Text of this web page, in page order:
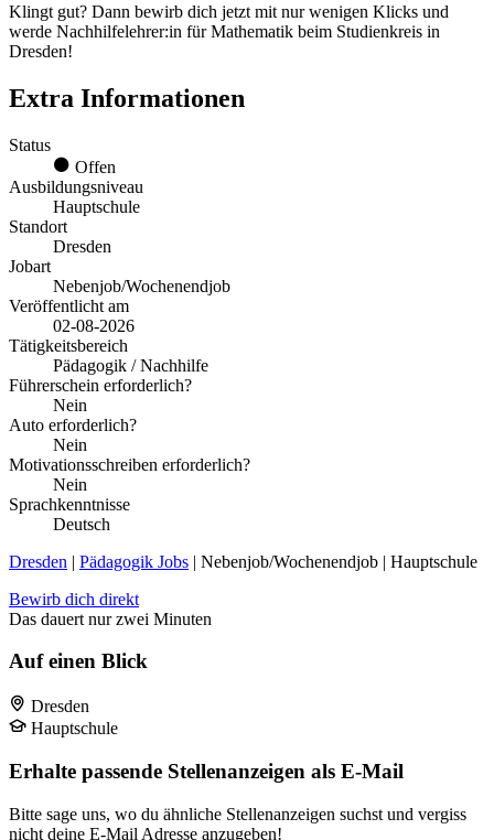
Klingt gut? Dann bewirb dich jetzt mit nur wenigen Klicks und
werde Nachhilfelehrer:in für Mathematik beim Studienkreis in
Dresden!
Extra Informationen
Status
Offen
Ausbildungsniveau
Hauptschule
Standort
Dresden
Jobart
Nebenjob/Wochenendjob
Veröffentlicht am
02-08-2026
Tätigkeitsbereich
Pädagogik / Nachhilfe
Führerschein erforderlich?
Nein
Auto erforderlich?
Nein
Motivationsschreiben erforderlich?
Nein
Sprachkenntnisse
Deutsch
Dresden | Pädagogik Jobs | Nebenjob/Wochenendjob | Hauptschule
Bewirb dich direkt
Das dauert nur zwei Minuten
Auf einen Blick
Dresden
Hauptschule
Erhalte passende Stellenanzeigen als E-Mail
Bitte sage uns, wo du ähnliche Stellenanzeigen suchst und vergiss
nicht deine E-Mail Adresse anzugeben!